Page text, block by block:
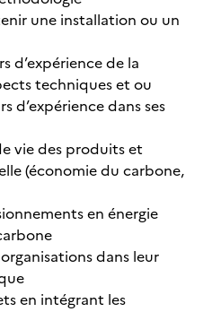
une installation ou un
d’expérience de la
techniques et ou
d’expérience dans ses
vie des produits et
(économie du carbone,
en énergie
dans leur
en intégrant les